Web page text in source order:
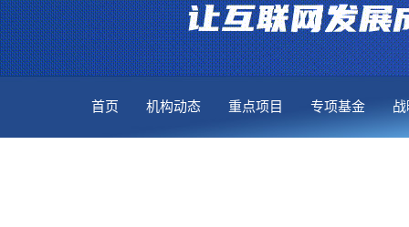
首页 机构动态 重点项目 专项基金